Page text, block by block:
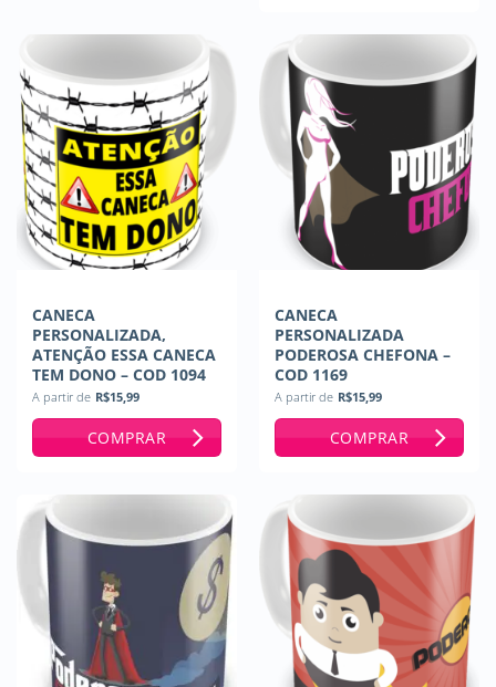
CANECA
PERSONALIZADA,
ATENÇÃO ESSA CANECA
TEM DONO – COD 1094
A partir de R$15,99
COMPRAR
CANECA
PERSONALIZADA
PODEROSA CHEFONA –
COD 1169
A partir de R$15,99
COMPRAR